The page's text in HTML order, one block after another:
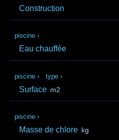
Construction
piscine ›
Eau chauffée
piscine › type ›
Surface m2
piscine ›
Masse de chlore kg